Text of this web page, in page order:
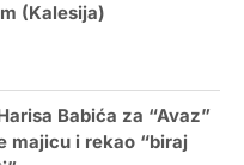
(Kalesija)
Babića za “Avaz”
majicu i rekao “biraj